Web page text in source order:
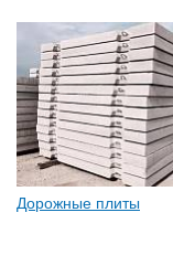
Дорожные плиты